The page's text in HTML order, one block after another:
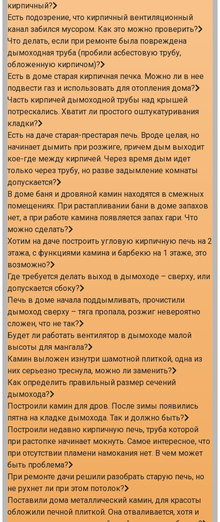
кирпичный?
Есть подозрение, что кирпичный вентиляционный
канал забился мусором. Как это можно проверить?
Что делать, если при ремонте была повреждена
дымоходная труба (пробили асбестовую трубу,
обложенную кирпичом)?
Есть в доме старая кирпичная печка. Можно ли в нее
подвести газ и использовать для отопления дома?
Часть кирпичей дымоходной трубы над крышей
потрескались. Хватит ли простого оштукатуривания
кладки?
Есть на даче старая-престарая печь. Вроде целая, но
начинает дымить при розжиге, причем дым выходит
кое-где между кирпичей. Через время дым идет
только через трубу, но разве задымление комнаты
допускается?
В доме баня и дровяной камин находятся в смежных
помещениях. При растапливании бани в доме запахов
нет, а при работе камина появляется запах гари. Что
можно сделать?
Хотим на даче построить угловую кирпичную печь на 2
этажа, с функциями камина и барбекю на 1 этаже, это
возможно?
Где требуется делать выход в дымоходе – сверху, или
допускается сбоку?
Печь в доме начала поддымливать, прочистили
дымоход сверху – тяга пропала, розжиг невероятно
сложен, что не так?
Будет ли работать вентилятор в дымоходе малой
высоты для мангала?
Камин выложен изнутри шамотной плиткой, одна из
них серьезно треснула, можно ли заменить?
Как определить правильный размер сечений
дымохода?
Построили камин для дров. После зимы появились
пятна на кладке дымохода. Так и должно быть?
Построили недавно кирпичную печь, труба которой
при растопке начинает мокнуть. Самое интересное, что
при отсутствии пламени намокания нет. В чем может
быть проблема?
При ремонте дачи решили разобрать старую печь, но
не рухнет ли при этом потолок?
Поставили дома металлический камин, для красоты
обложили печной плиткой. Она отваливается, хотя и